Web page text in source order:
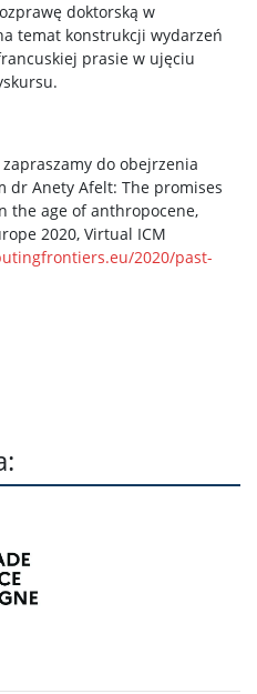
doktorską w
temat konstrukcji wydarzeń
prasie w ujęciu
do obejrzenia
dr Anety Afelt: The promises
the age of anthropocene,
2020, Virtual ICM
2020/past-